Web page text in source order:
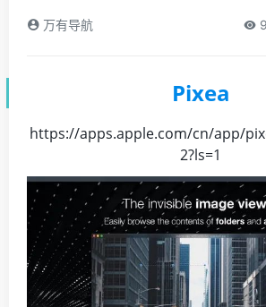
万有导航
Pixea
https://apps.apple.com/cn/app/
2?ls=1